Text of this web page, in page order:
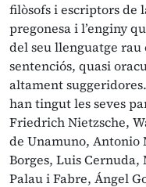
filòsofs i escriptors de
pregonesa i l’enginy
del seu llenguatge
sentenciós, quasi
altament
han tingut les seves
Friedrich Nietzsche,
de Unamuno, Antonio
Borges, Luis Cernuda,
Palau i Fabre, Ángel